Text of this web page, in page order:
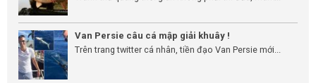
Van Persie câu cá mập giải khuây !
Trên trang twitter cá nhân, tiền đạo Van Persie mới...